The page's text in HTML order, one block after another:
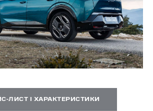
ЛИСТ І ХАРАКТЕРИСТИКИ